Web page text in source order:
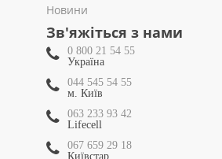
Новини
Зв'яжіться з нами
0 800 21 54 55
Україна
044 545 54 55
м. Київ
063 233 93 42
Lifecell
067 659 29 18
Київстар